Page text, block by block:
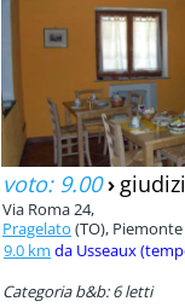
voto: 9.00›
Via Roma 24,
Pragelato (TO), Piemonte
9.0 km da Usseaux
Categoria b&b: 6 letti